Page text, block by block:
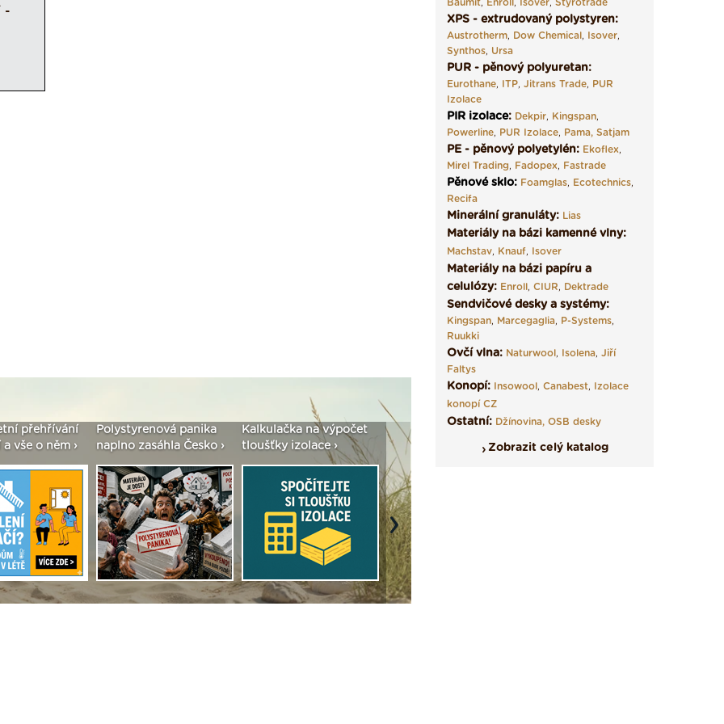
-
přehřívání
vše o něm ›
Polystyrenová panika
naplno zasáhla Česko ›
Kalkulačka na výpočet
tloušťky izolace ›
Seriál: Fasády ETICS a
vše podstatné v kostce ›
Vyberte si izolaci a pak
ji tady klidně poptejte ›
Next
Baumit, Enroll , Isover, Styrotrade
XPS - extrudovaný polystyren:
Austrotherm, Dow Chemical, Isover,
Synthos, Ursa
PUR - pěnový polyuretan:
Eurothane, ITP, Jitrans Trade, PUR
Izolace
PIR izolace: Dekpir, Kingspan,
Powerline, PUR Izolace, Pama, Satjam
PE - pěnový polyetylén: Ekoflex,
Mirel Trading, Fadopex, Fastrade
Pěnové sklo: Foamglas, Ecotechnics,
Recifa
Minerální granuláty: Lias
Materiály na bázi kamenné vlny:
Machstav, Knauf, Isover
Materiály na bázi papíru a
celulózy: Enroll, CIUR, Dektrade
Sendvičové desky a systémy:
Kingspan, Marcegaglia, P-Systems,
Ruukki
Ovčí vlna: Naturwool, Isolena, Jiří
Faltys
Konopí: Insowool, Canabest, Izolace
konopí CZ
Ostatní: Džínovina, OSB desky
Zobrazit celý katalog